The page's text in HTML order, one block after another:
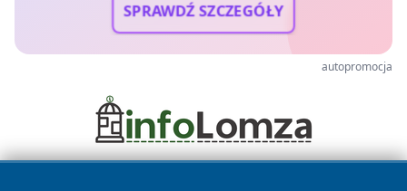
SPRAWDŹ SZCZEGÓŁY
autopromocja